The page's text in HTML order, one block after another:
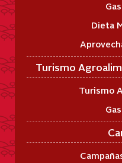
Dieta
Turismo
Turismo